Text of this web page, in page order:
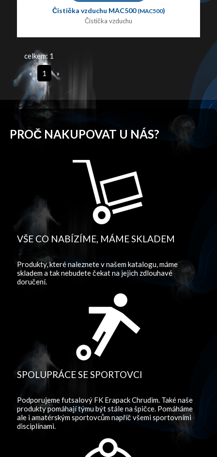
Čistička vzduchu MAC500 (MAC500)
Čistička vzduchu
celkem: 1
«
1 »
PROČ NAKUPOVAT U NÁS?
VŠE CO NABÍZÍME, MÁME SKLADEM
Produkty, které naleznete v našem katalogu, máme
skladem a tak nebudete čekat na jejich zdlouhavé
doručení.
SPOLUPRÁCE SE SPORTOVCI
Podporujeme futsalový FK Erapack Chrudim. Také naše
produkty pomáhají týmu být stále na špičce. Pomáháme
ale i amatérským sportovcům napříč všemi sportovními
disciplínami.